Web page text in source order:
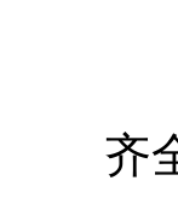
齐全